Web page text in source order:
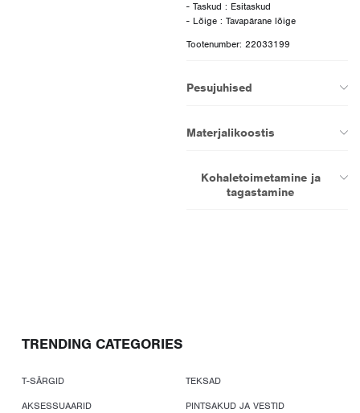
- Taskud : Esitaskud
- Lõige : Tavapärane lõige
Tootenumber: 22033199
Pesujuhised
Materjalikoostis
Kohaletoimetamine ja
tagastamine
TRENDING CATEGORIES
T-SÄRGID
TEKSAD
AKSESSUAARID
PINTSAKUD JA VESTID